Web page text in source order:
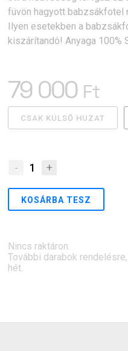
füvön hagyott babzsákfotel
Ilyen esetekben a
kiszárítandó! Anyaga 100%
79 000 Ft
CSAK KÜLSŐ HUZAT
- 1 +
KOSÁRBA TESZ
Nincs raktáron.
További darabok
hét.